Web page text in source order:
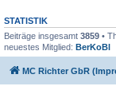
STATISTIK
Beiträge insgesamt 3859 •
neuestes Mitglied: BerKoBl
MC Richter GbR